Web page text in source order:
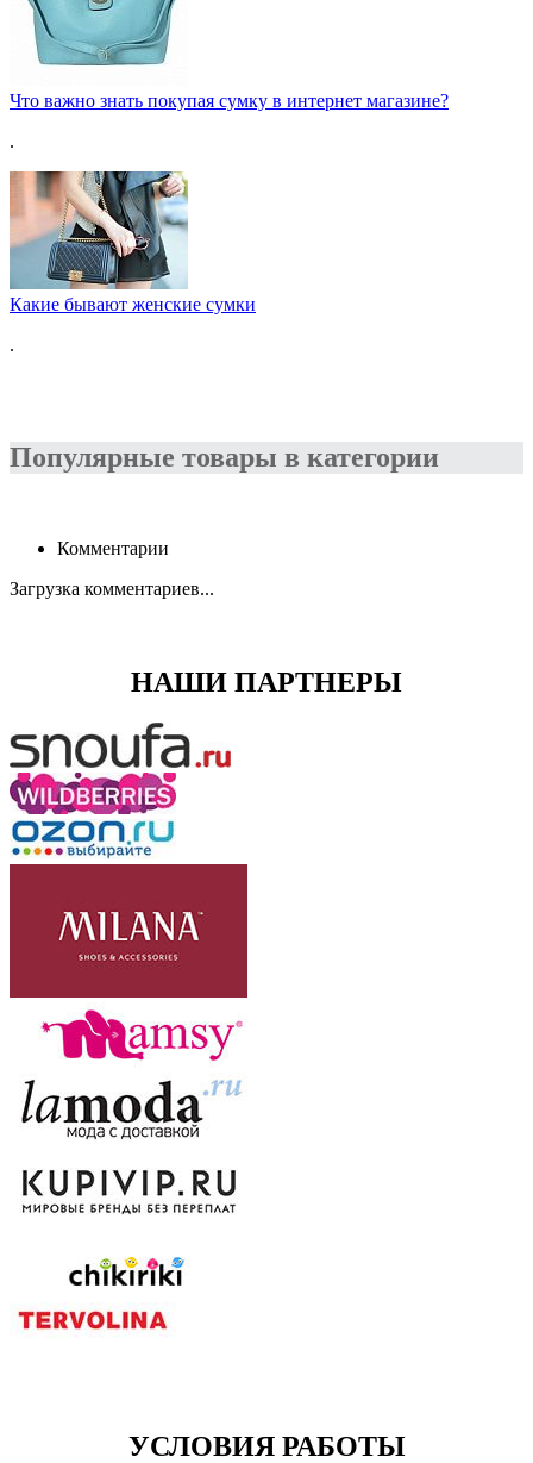
Что важно знать покупая сумку в интернет магазине?
.
Какие бывают женские сумки
.
Популярные товары в категории
Комментарии
Загрузка комментариев...
НАШИ ПАРТНЕРЫ
УСЛОВИЯ РАБОТЫ